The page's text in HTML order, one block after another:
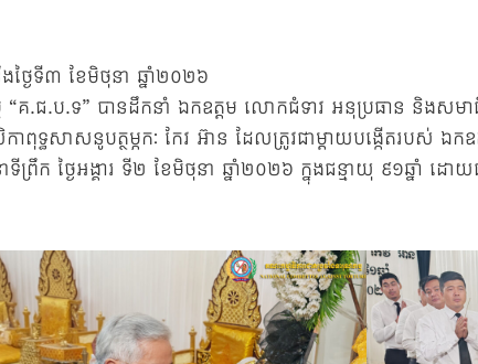
ងៃទី៣ ខែមិថុនា ឆ្នាំ២០២៦
“គ.ជ.ប.ទ” បានដឹកនាំ ឯកឧត្តម លោកជំទាវ អនុប្រធាន និងសម
ធសាសនូបត្ថម្ភកៈ កែវ អ៊ាន ដែលត្រូវជាម្តាយបង្កើតរបស់ ឯកឧត្
ថ្ងៃអង្គារ ទី២ ខែមិថុនា ឆ្នាំ២០២៦ ក្នុងជន្មាយុ ៩១ឆ្នាំ ដោយ